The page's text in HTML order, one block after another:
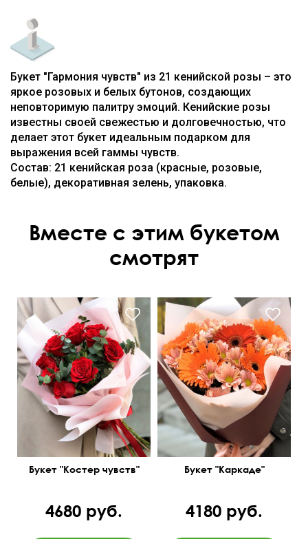
Букет "Гармония чувств" из 21 кенийской розы – это
яркое розовых и белых бутонов, создающих
неповторимую палитру эмоций. Кенийские розы
известны своей свежестью и долговечностью, что
делает этот букет идеальным подарком для
выражения всей гаммы чувств.
Состав: 21 кенийская роза (красные, розовые,
белые), декоративная зелень, упаковка.
Вместе с этим букетом
смотрят
Букет "Костер чувств"
4680 руб.
Букет "Каркаде"
4180 руб.